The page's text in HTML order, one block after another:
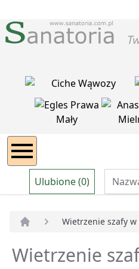
Ulubione (0)
Wietrzenie szafy
Wietrzenie